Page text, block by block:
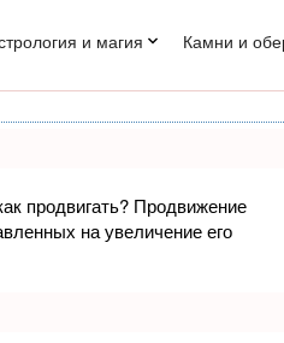
и магия Камни и
продвигать? Продвижение
на увеличение его